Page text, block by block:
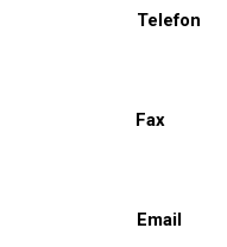
Telefon
Fax
Email